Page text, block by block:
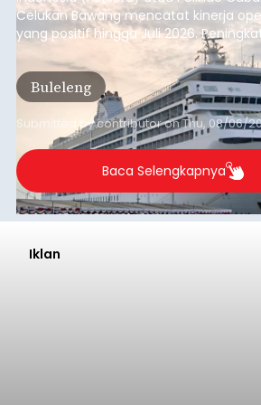
Celukan Bawang mencatat kinerja
yang positif hingga Juli 2026.
dari arus kapal yang mencapai 1,48
Tonnage (GT), atau tumbuh 12,4
dibandingkan periode yang sama
yang tercatat sebesar 1,32 juta GT.
Buleleng
Submitted bycontributoronThu, 08/06/
Baca Selengkapnya
Iklan